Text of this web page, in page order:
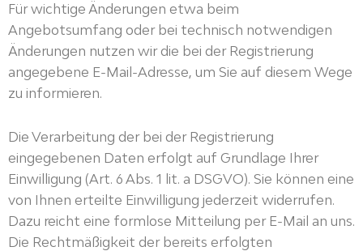
Für wichtige Änderungen etwa beim
Angebotsumfang oder bei technisch notwendigen
Änderungen nutzen wir die bei der Registrierung
angegebene E-Mail-Adresse, um Sie auf diesem Wege
zu informieren.
Die Verarbeitung der bei der Registrierung
eingegebenen Daten erfolgt auf Grundlage Ihrer
Einwilligung (Art. 6 Abs. 1 lit. a DSGVO). Sie können eine
von Ihnen erteilte Einwilligung jederzeit widerrufen.
Dazu reicht eine formlose Mitteilung per E-Mail an uns.
Die Rechtmäßigkeit der bereits erfolgten